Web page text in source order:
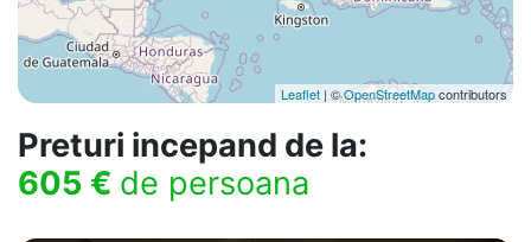
Leaflet | ©OpenStreetMapcontributors
Preturi incepand de la:
605 € de persoana